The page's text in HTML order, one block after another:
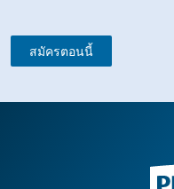
สมัครตอนนี้